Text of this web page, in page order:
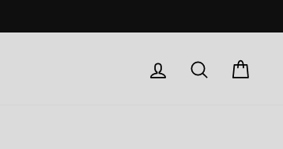
Log in 検索